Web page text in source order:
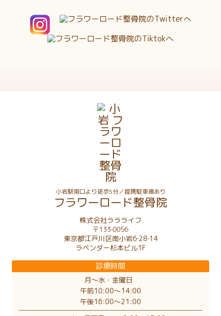
小岩駅南口より徒歩5分／提携駐車場あり
フラワーロード整骨院
株式会社ララライフ
〒133‐0056
東京都江戸川区南小岩6‐28‐14
ラベンダー杉本ビル1F
診療時間
月〜水・金曜日
午前10:00〜14:00
午後16:00〜21:00